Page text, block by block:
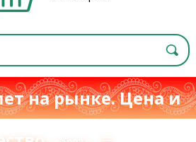
на рынке. Цена и